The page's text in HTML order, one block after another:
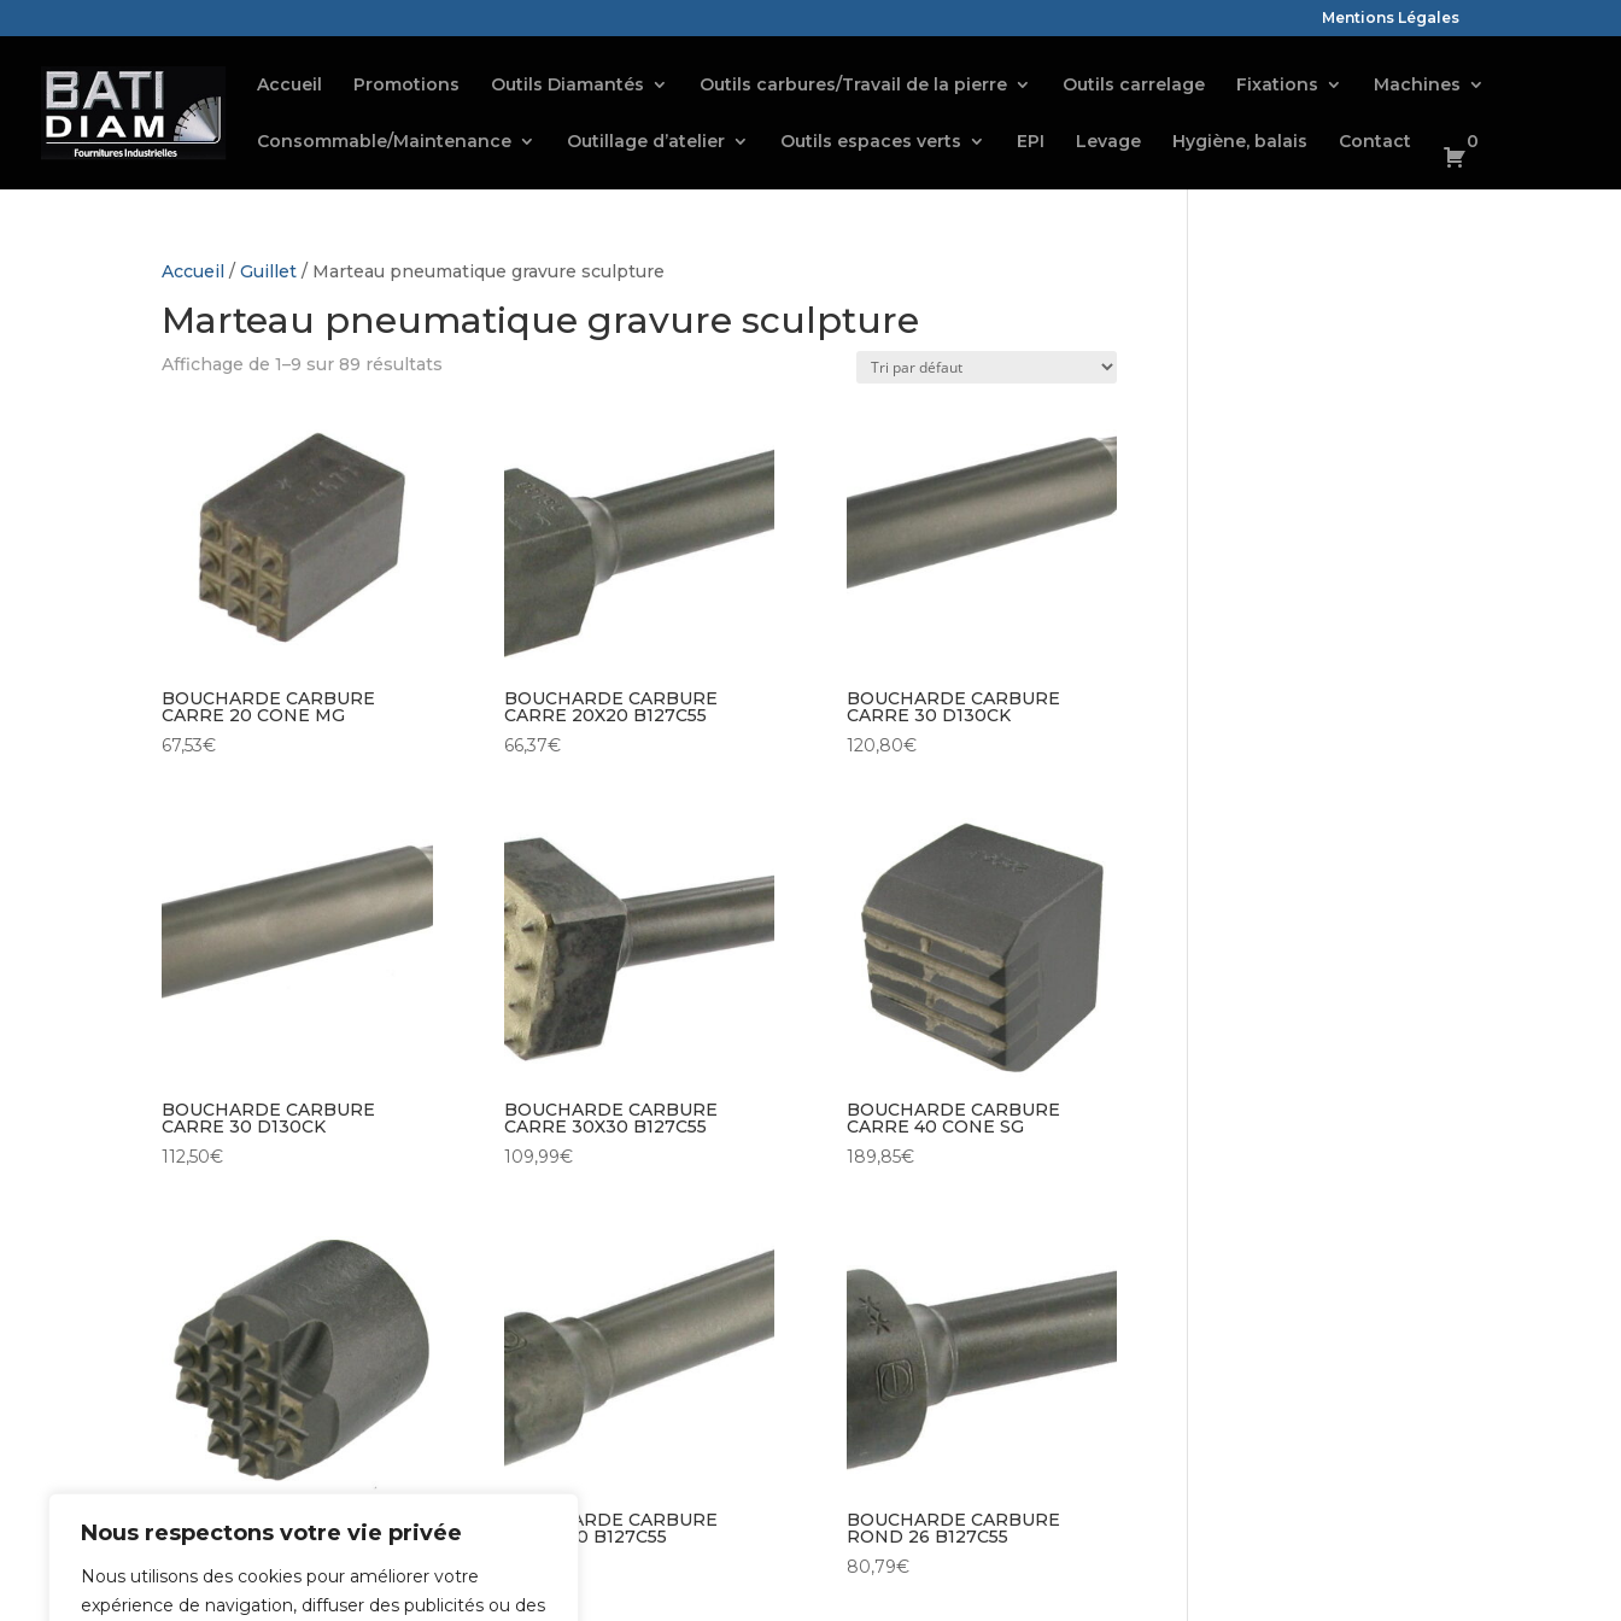
Nous respectons votre vie privée
Nous utilisons des cookies pour améliorer votre
expérience de navigation, diffuser des publicités ou des
Mentions Légales
Accueil Promotions Outils Diamantés Outils carbures/Travail de la pierre Outils carrelage Fixations Machines
Consommable/Maintenance Outillage d’atelier Outils espaces verts EPI Levage Hygiène, balais Contact 0
Accueil /Guillet / Marteau pneumatique gravure sculpture
Marteau pneumatique gravure sculpture
Affichage de 1–9 sur 89 résultats
BOUCHARDE CARBURE
CARRE 20 CONE MG
67,53€
BOUCHARDE CARBURE
CARRE 20X20 B127C55
66,37€
BOUCHARDE CARBURE
CARRE 30 D130CK
120,80€
BOUCHARDE CARBURE
CARRE 30 D130CK
112,50€
BOUCHARDE CARBURE
CARRE 30X30 B127C55
109,99€
BOUCHARDE CARBURE
CARRE 40 CONE SG
189,85€
BOUCHARDE CARBURE
CARRE 40 CONE SG
163,07
BOUCHARDE CARBURE
ROND 20 B127C55
BOUCHARDE CARBURE
ROND 26 B127C55
80,79€